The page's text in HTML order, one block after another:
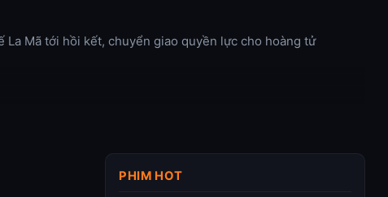
Mã tới hồi kết, chuyển giao quyền lực cho hoàng tử
PHIM HOT